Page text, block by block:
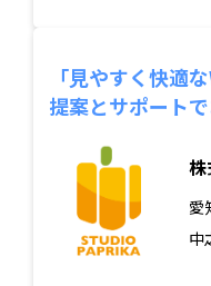
「見やすく快適
提案とサポートで
愛
中